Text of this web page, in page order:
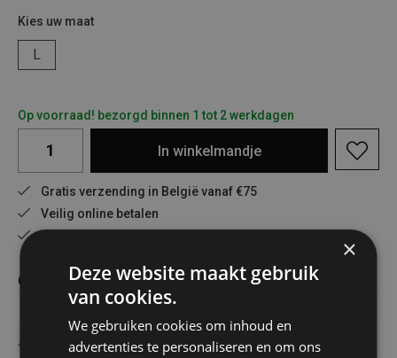
Kies uw maat
L
Op voorraad! bezorgd binnen 1 tot 2 werkdagen
In winkelmandje
Gratis verzending in België vanaf €75
Veilig online betalen
Omschrijving
Bodywarmer Explorer
×
Deze website maakt gebruik
van cookies.
We gebruiken cookies om inhoud en
advertenties te personaliseren en om ons